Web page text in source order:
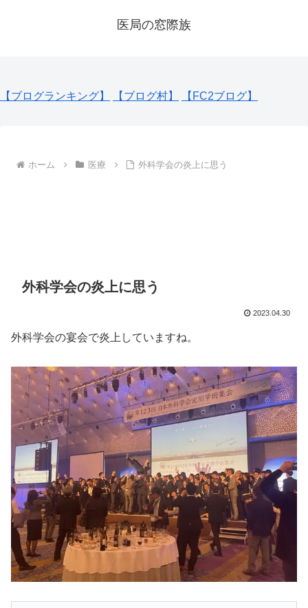
医局の窓際族
【ブログランキング】 【ブログ村】 【FC2ブログ】
ホーム 医療 外科学会の炎上に思う
外科学会の炎上に思う
2023.04.30
外科学会の宴会で炎上していますね。